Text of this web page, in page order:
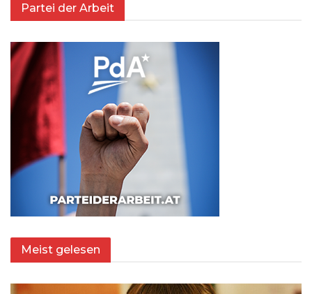
Partei der Arbeit
Meist gelesen